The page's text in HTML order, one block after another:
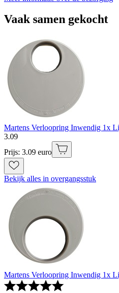
Vaak samen gekocht
Martens Verloopring Inwendig 1x
3.09
Prijs: 3.09 euro
Bekijk alles in overgangsstuk
Martens Verloopring Inwendig 1x